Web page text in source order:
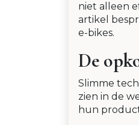
niet alleen
artikel
e-bikes.
De
Slimme
zien in de
hun